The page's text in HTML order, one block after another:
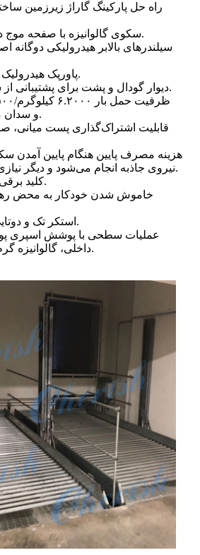
2. سکوی گالوانیزه با صفحه موج دار برای پارکینگ بهتر.
۴. پاورپک هیدرولیک و پنل کنترل جداگانه.
5. دیوار گودال و پشت برای پشتیبانی از سازه مورد نیاز است.
مدل SUV و سدان موجود است.
نیروی جاذبه انجام می‌شود و دیگر نیازی به مصرف برق نیست.
۹. کلید برقی برای امنیت و ایمنی.
11. استکر تک و دوتایی برای انتخاب شما.
داخلی، گالوانیزه گرم برای مصارف خارجی.